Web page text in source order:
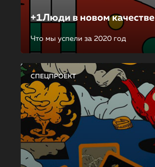
+1Люди в новом качестве
Что мы успели за 2020 год
СПЕЦПРОЕКТ